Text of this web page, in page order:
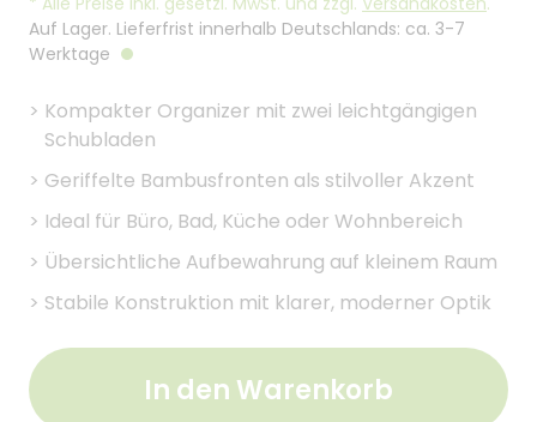
Auf Lager. Lieferfrist innerhalb Deutschlands: ca. 3-7
Werktage
> Kompakter Organizer mit zwei leichtgängigen
Schubladen
> Geriffelte Bambusfronten als stilvoller Akzent
> Ideal für Büro, Bad, Küche oder Wohnbereich
> Übersichtliche Aufbewahrung auf kleinem Raum
> Stabile Konstruktion mit klarer, moderner Optik
In den Warenkorb